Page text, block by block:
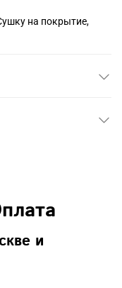
на покрытие,
и